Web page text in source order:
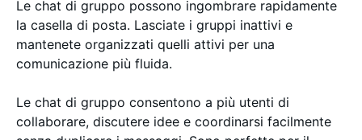
Le chat di gruppo possono ingombrare rapidamente
la casella di posta. Lasciate i gruppi inattivi e
mantenete organizzati quelli attivi per una
comunicazione più fluida.
Le chat di gruppo consentono a più utenti di
collaborare, discutere idee e coordinarsi facilmente